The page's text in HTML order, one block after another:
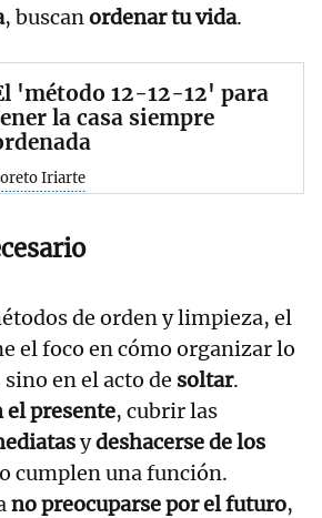
, buscanordenar tu vida.
'método 12-12-12' para
la casa siempre
Iriarte
de orden y limpieza, el
el foco en cómo organizar lo
en el acto de soltar.
el presente, cubrir las
ydeshacerse de los
cumplen una función.
no preocuparse por el futuro,